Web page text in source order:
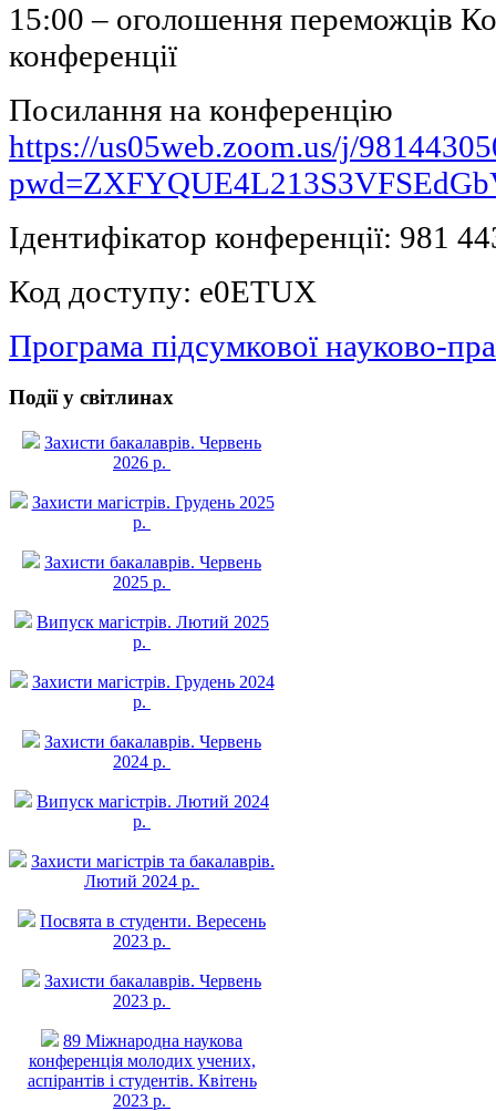
15:00 – оголошення переможців
конференції
Посилання на конференцію
https://us05web.zoom.us/j/
Ідентифікатор конференції: 981
Код доступу: e0ETUX
Програма підсумкової науково-
Події у світлинах
Захисти бакалаврів. Червень
2026 р.
Захисти магістрів. Грудень 2025
р.
Захисти бакалаврів. Червень
2025 р.
Випуск магістрів. Лютий 2025
р.
Захисти магістрів. Грудень 2024
р.
Захисти бакалаврів. Червень
2024 р.
Випуск магістрів. Лютий 2024
р.
Захисти магістрів та бакалаврів.
Лютий 2024 р.
Посвята в студенти. Вересень
2023 р.
Захисти бакалаврів. Червень
2023 р.
89 Міжнародна наукова
конференція молодих учених,
аспірантів і студентів. Квітень
2023 р.